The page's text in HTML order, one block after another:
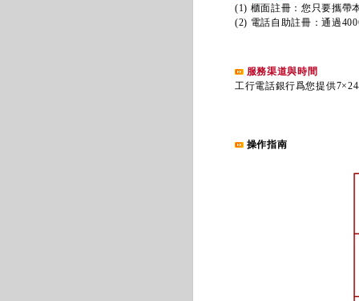
(1) 櫃面註冊：您只要攜帶本
(2) 電話自助註冊：通過
服務渠道與時間
工行電話銀行爲您提供7×24
操作指南